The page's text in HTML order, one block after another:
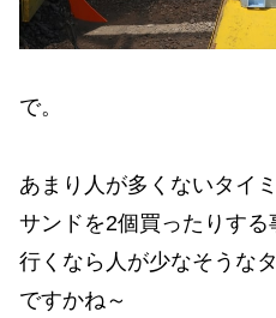
で。
あまり人が多くないタイ
サンドを2個買ったりする
行くなら人が少なそうな
ですかね～